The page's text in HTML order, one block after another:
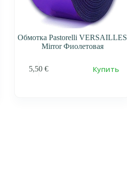
Обмотка Pastorelli VERSAILLES
Mirror Фиолетовая
5,50€ Купить